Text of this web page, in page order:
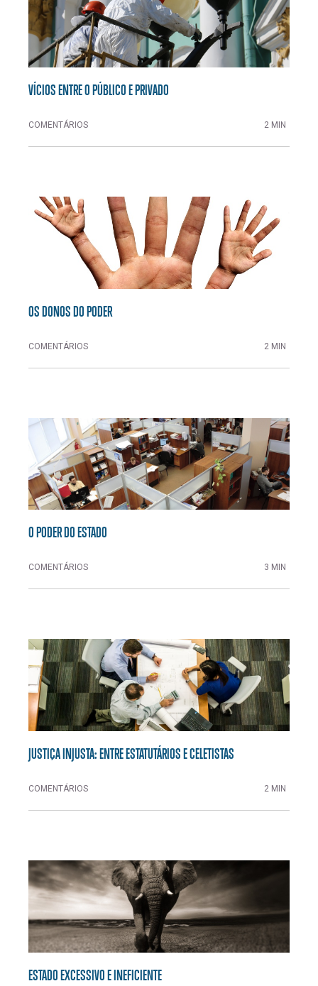
VÍCIOS ENTRE O PÚBLICO E PRIVADO
COMENTÁRIOS 2 MIN
OS DONOS DO PODER
COMENTÁRIOS 2 MIN
O PODER DO ESTADO
COMENTÁRIOS 3 MIN
JUSTIÇA INJUSTA: ENTRE ESTATUTÁRIOS E CELETISTAS
COMENTÁRIOS 2 MIN
ESTADO EXCESSIVO E INEFICIENTE